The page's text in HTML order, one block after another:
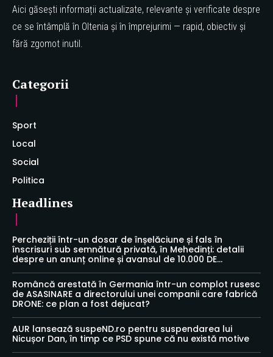
Aici găsești informații actualizate, relevante și verificate despre
ce se întâmplă în Oltenia și în împrejurimi — rapid, obiectiv și
fără zgomot inutil.
Categorii
Sport
Local
Social
Politica
Headlines
Percheziții într-un dosar de înșelăciune și fals în
înscrisuri sub semnătură privată, în Mehedinți: detalii
despre un anunț online și avansul de 10.000 DE...
Româncă arestată în Germania într-un complot rusesc
de ASASINARE a directorului unei companii care fabrică
DRONE: ce plan a fost dejucat?
AUR lansează suspeND.ro pentru suspendarea lui
Nicușor Dan, în timp ce PSD spune că nu există motive